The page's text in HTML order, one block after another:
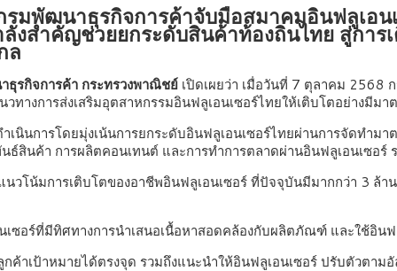
รมพัฒนาธุรกิจการค้าจับมือสมาคมอินฟลูเอน
งสำคัญช่วยยกระดับสินค้าท้องถิ่นไทย สู่กา
ล
รกิจการค้า กระทรวงพาณิชย์ เปิดเผยว่า เมื่อวันที่ 7 ตุลาคม
ทางการส่งเสริมอุตสาหกรรมอินฟลูเอนเซอร์ไทยให้เติบโตอย่างมีมา
นินการโดยมุ่งเน้นการยกระดับอินฟลูเอนเซอร์ไทยผ่านการจัดทำ
สินค้า การผลิตคอนเทนต์ และการทำการตลาดผ่านอินฟลูเอนเซอร์
วโน้มการเติบโตของอาชีพอินฟลูเอนเซอร์ ที่ปัจจุบันมีมากกว่า 3 ล้า
ซอร์ที่มีทิศทางการนำเสนอเนื้อหาสอดคล้องกับผลิตภัณฑ์ และใช้อินฟ
ค้าเป้าหมายได้ตรงจุด รวมถึงแนะนำให้อินฟลูเอนเซอร์ ปรับตัวต